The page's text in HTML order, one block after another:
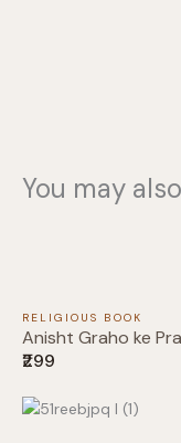
You may
RELIGIOUS BOOK
Anisht Graho ke
₹299